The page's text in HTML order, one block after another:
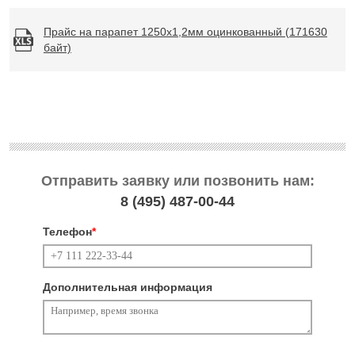
Прайс на парапет 1250х1,2мм оцинкованный (171630
байт)
Отправить заявку или позвонить нам:
8 (495) 487-00-44
Телефон*
Дополнительная информация